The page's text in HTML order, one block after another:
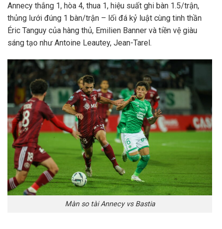
Annecy thắng 1, hòa 4, thua 1, hiệu suất ghi bàn 1.5/trận,
thủng lưới đúng 1 bàn/trận – lối đá kỷ luật cùng tinh thần
Éric Tanguy của hàng thủ, Emilien Banner và tiền vệ giàu
sáng tạo như Antoine Leautey, Jean-Tarel.
Màn so tài Annecy vs Bastia